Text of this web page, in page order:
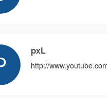
pxL
http://